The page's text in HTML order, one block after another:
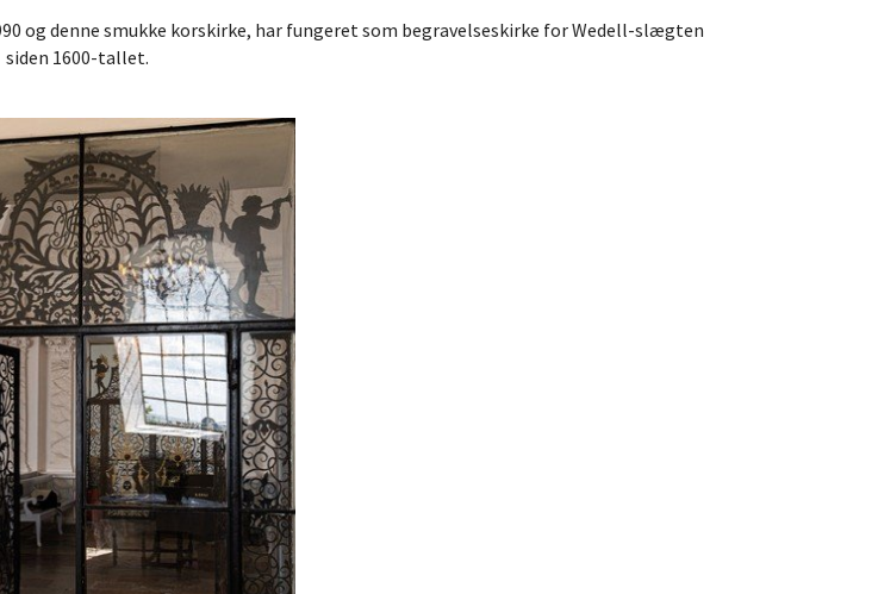
og denne smukke korskirke, har fungeret som begravelseskirke for Wedell-slægten
siden 1600-tallet.